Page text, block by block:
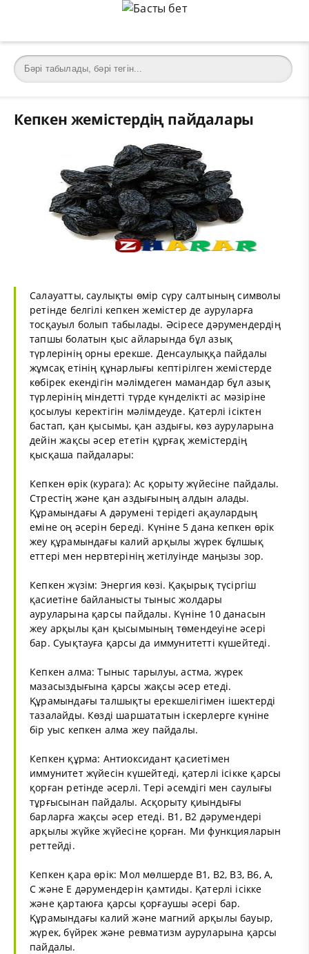
Кепкен жемістердің пайдалары
Салауатты, саулықты өмір сүру салтының символы
ретінде белгілі кепкен жемістер де ауруларға
тосқауыл болып табылады. Әсіресе дәрумендердің
тапшы болатын қыс айларында бұл азық
түрлерінің орны ерекше. Денсаулыққа пайдалы
жұмсақ етінің құнарлығы кептірілген жемістерде
көбірек екендігін мәлімдеген мамандар бұл азық
түрлерінің міндетті түрде күнделікті ас мәзіріне
қосылуы керектігін мәлімдеуде. Қатерлі ісіктен
бастап, қан қысымы, қан аздығы, көз ауруларына
дейін жақсы әсер ететін құрғақ жемістердің
қысқаша пайдалары:
Кепкен өрік (курага): Ас қорыту жүйесіне пайдалы.
Стрестің және қан аздығының алдын алады.
Құрамындағы А дәрумені терідегі ақаулардың
еміне оң әсерін береді. Күніне 5 дана кепкен өрік
жеу құрамындағы калий арқылы жүрек бұлшық
еттері мен нервтерінің жетілуінде маңызы зор.
Кепкен жүзім: Энергия көзі. Қақырық түсіргіш
қасиетіне байланысты тыныс жолдары
ауруларына қарсы пайдалы. Күніне 10 данасын
жеу арқылы қан қысымының төмендеуіне әсері
бар. Суықтауға қарсы да иммунитетті күшейтеді.
Кепкен алма: Тыныс тарылуы, астма, жүрек
мазасыздығына қарсы жақсы әсер етеді.
Құрамындағы талшықты ерекшелігімен ішектерді
тазалайды. Көзді шаршататын іскерлерге күніне
бір уыс кепкен алма жеу пайдалы.
Кепкен құрма: Антиоксидант қасиетімен
иммунитет жүйесін күшейтеді, қатерлі ісікке қарсы
қорған ретінде әсерлі. Тері әсемдігі мен саулығы
тұрғысынан пайдалы. Асқорыту қиындығы
барларға жақсы әсер етеді. В1, В2 дәрумендері
арқылы жүйке жүйесіне қорған. Ми функцияларын
реттейді.
Кепкен қара өрік: Мол мөлшерде В1, В2, В3, В6, А,
С және Е дәрумендерін қамтиды. Қатерлі ісікке
және қартаюға қарсы қорғаушы әсері бар.
Құрамындағы калий және магний арқылы бауыр,
жүрек, бүйрек және ревматизм ауруларына қарсы
пайдалы.